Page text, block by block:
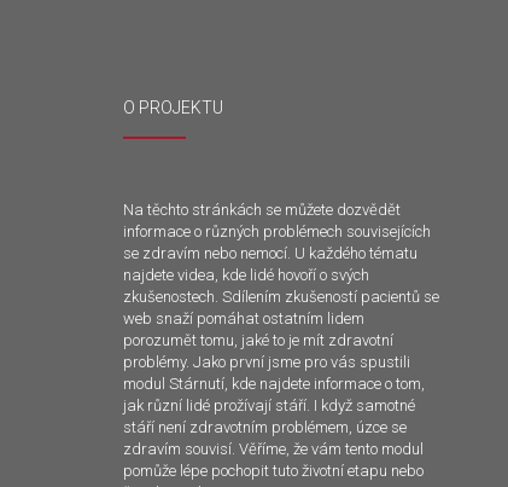
O PROJEKTU
Na těchto stránkách se můžete dozvědět
informace o různých problémech souvisejících
se zdravím nebo nemocí. U každého tématu
najdete videa, kde lidé hovoří o svých
zkušenostech. Sdílením zkušeností pacientů se
web snaží pomáhat ostatním lidem
porozumět tomu, jaké to je mít zdravotní
problémy. Jako první jsme pro vás spustili
modul Stárnutí, kde najdete informace o tom,
jak různí lidé prožívají stáří. I když samotné
stáří není zdravotním problémem, úzce se
zdravím souvisí. Věříme, že vám tento modul
pomůže lépe pochopit tuto životní etapu nebo